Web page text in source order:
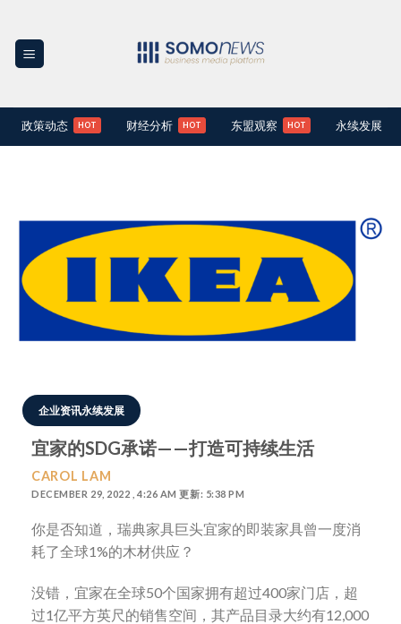
content
政策动态 财经分析 东盟观察 永续发展
企业资讯永续发展
宜家的SDG承诺——打造可持续生活
CAROL LAM
DECEMBER 29, 2022 , 4:26 AM 更新: 5:38 PM
你是否知道，瑞典家具巨头宜家的即装家具曾一度消
耗了全球1%的木材供应？
没错，宜家在全球50个国家拥有超过400家门店，超
过1亿平方英尺的销售空间，其产品目录大约有12,000